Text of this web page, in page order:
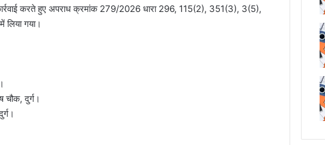
कार्रवाई करते हुए अपराध क्रमांक 279/2026 धारा 296, 115(2), 351(3), 3(5),
लिया गया।
चौक, दुर्ग।